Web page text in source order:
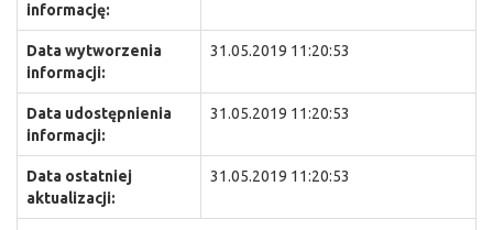
informację:
Data wytworzenia
informacji:
31.05.2019 11:20:53
Data udostępnienia
informacji:
31.05.2019 11:20:53
Data ostatniej
aktualizacji:
31.05.2019 11:20:53